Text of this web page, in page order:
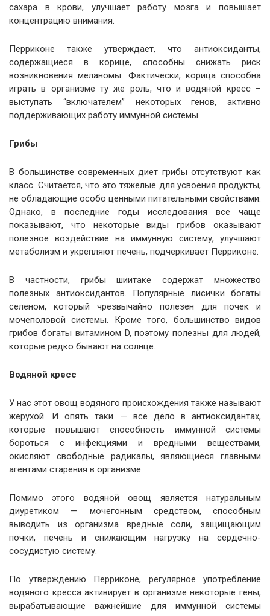
сахара в крови, улучшает работу мозга и повышает
концентрацию внимания.
Перриконе также утверждает, что антиоксиданты,
содержащиеся в корице, способны снижать риск
возникновения меланомы. Фактически, корица способна
играть в организме ту же роль, что и водяной кресс –
выступать “включателем” некоторых генов, активно
поддерживающих работу иммунной системы.
Грибы
В большинстве современных диет грибы отсутствуют как
класс. Считается, что это тяжелые для усвоения продукты,
не обладающие особо ценными питательными свойствами.
Однако, в последние годы исследования все чаще
показывают, что некоторые виды грибов оказывают
полезное воздействие на иммунную систему, улучшают
метаболизм и укрепляют печень, подчеркивает Перриконе.
В частности, грибы шиитаке содержат множество
полезных антиоксидантов. Популярные лисички богаты
селеном, который чрезвычайно полезен для почек и
мочеполовой системы. Кроме того, большинство видов
грибов богаты витамином D, поэтому полезны для людей,
которые редко бывают на солнце.
Водяной кресс
У нас этот овощ водяного происхождения также называют
жерухой. И опять таки — все дело в антиоксидантах,
которые повышают способность иммунной системы
бороться с инфекциями и вредными веществами,
окисляют свободные радикалы, являющиеся главными
агентами старения в организме.
Помимо этого водяной овощ является натуральным
диуретиком — мочегонным средством, способным
выводить из организма вредные соли, защищающим
почки, печень и снижающим нагрузку на сердечно-
сосудистую систему.
По утверждению Перриконе, регулярное употребление
водяного кресса активирует в организме некоторые гены,
вырабатывающие важнейшие для иммунной системы